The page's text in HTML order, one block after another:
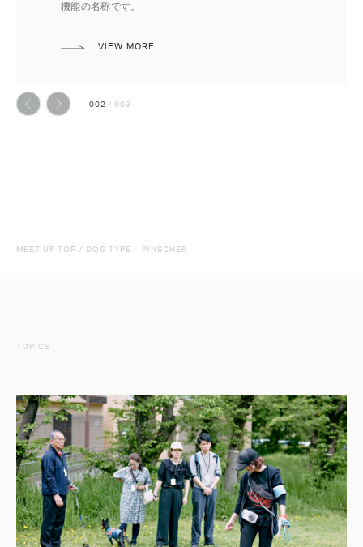
機能の名称です。
VIEW MORE
前へ 次へ 002 /003
MEET UP TOP / DOG TYPE - PINSCHER
TOPICS